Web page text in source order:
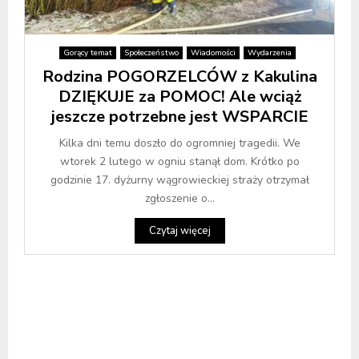
Gorący temat Społeczeństwo Wiadomości Wydarzenia
Rodzina POGORZELCÓW z Kakulina
DZIĘKUJE za POMOC! Ale wciąż
jeszcze potrzebne jest WSPARCIE
Kilka dni temu doszło do ogromniej tragedii. We
wtorek 2 lutego w ogniu stanął dom. Krótko po
godzinie 17. dyżurny wągrowieckiej straży otrzymał
zgłoszenie o...
Czytaj więcej